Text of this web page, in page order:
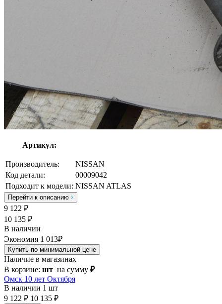
Артикул:
Производитель:
NISSAN
Код детали:
00009042
Подходит к модели: NISSAN ATLAS
Перейти к описанию
9 122 ₽
10 135 ₽
В наличии
Экономия 1 013₽
Купить по минимальной цене
Наличие в магазинах
В корзине: шт на сумму ₽
Омск 10 лет Октября
В наличии 1 шт
9 122 ₽ 10 135 ₽